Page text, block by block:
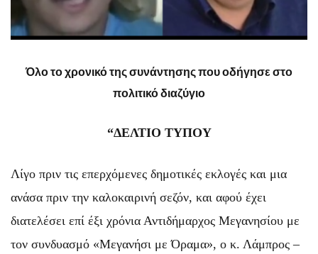
Όλο το χρονικό της συνάντησης που οδήγησε στο
πολιτικό διαζύγιο
“ΔΕΛΤΙΟ ΤΥΠΟΥ
Λίγο πριν τις επερχόμενες δημοτικές εκλογές και μια
ανάσα πριν την καλοκαιρινή σεζόν, και αφού έχει
διατελέσει επί έξι χρόνια Αντιδήμαρχος Μεγανησίου με
τον συνδυασμό «Μεγανήσι με Όραμα», ο κ. Λάμπρος –